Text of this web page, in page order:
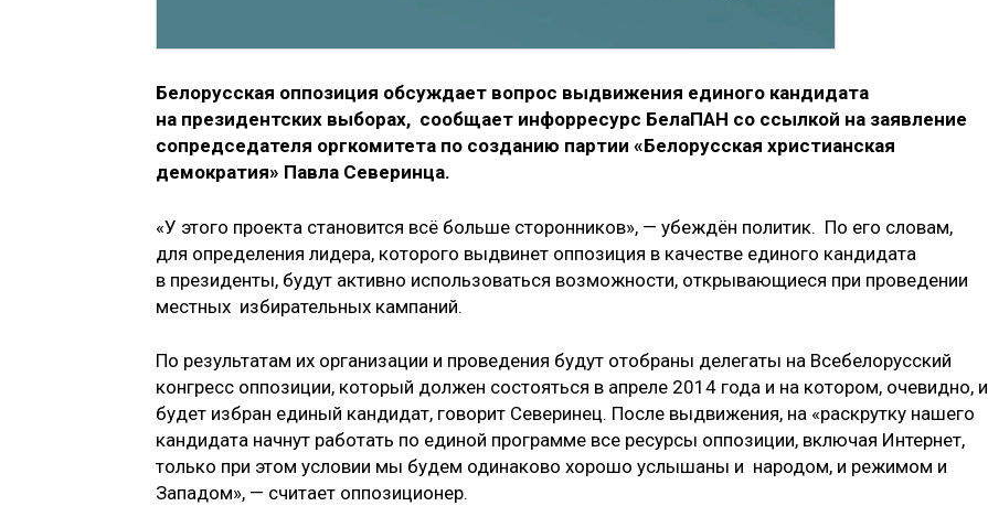
Белорусская оппозиция обсуждает вопрос выдвижения единого кандидата
на президентских выборах, сообщает инфорресурс БелаПАН со ссылкой на заявление
сопредседателя оргкомитета по созданию партии «Белорусская христианская
демократия» Павла Северинца.
«У этого проекта становится всё больше сторонников», — убеждён политик. По его словам,
для определения лидера, которого выдвинет оппозиция в качестве единого кандидата
в президенты, будут активно использоваться возможности, открывающиеся при проведении
местных избирательных кампаний.
По результатам их организации и проведения будут отобраны делегаты на Всебелорусский
конгресс оппозиции, который должен состояться в апреле 2014 года и на котором, очевидно, и
будет избран единый кандидат, говорит Северинец. После выдвижения, на «раскрутку нашего
кандидата начнут работать по единой программе все ресурсы оппозиции, включая Интернет,
только при этом условии мы будем одинаково хорошо услышаны и народом, и режимом и
Западом», — считает оппозиционер.